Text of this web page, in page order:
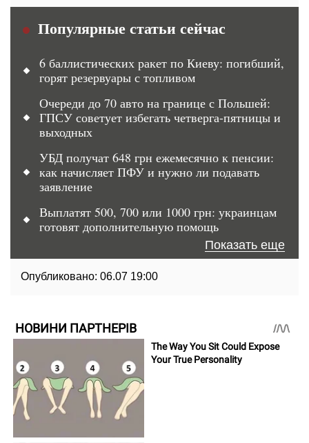
Популярные статьи сейчас
6 баллистических ракет по Киеву: погибший,
горят резервуары с топливом
Очереди до 70 авто на границе с Польшей:
ГПСУ советует избегать четверга-пятницы и
выходных
УБД получат 648 грн ежемесячно к пенсии:
как начисляет ПФУ и нужно ли подавать
заявление
Выплатят 500, 700 или 1000 грн: украинцам
готовят дополнительную помощь
Показать еще
Опубликовано: 06.07 19:00